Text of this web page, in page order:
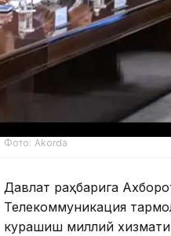
Фото: Akorda
Давлат раҳбарига
Телекоммуникация
курашиш миллий